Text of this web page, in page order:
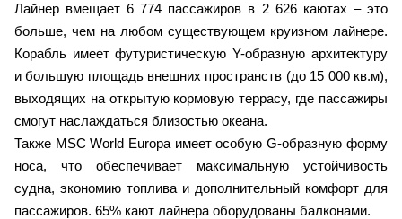
Лайнер вмещает 6 774 пассажиров в 2 626 каютах – это
больше, чем на любом существующем круизном лайнере.
Корабль имеет футуристическую Y-образную архитектуру
и большую площадь внешних пространств (до 15 000 кв.м),
выходящих на открытую кормовую террасу, где пассажиры
смогут наслаждаться близостью океана.
Также MSC World Europa имеет особую G-образную форму
носа, что обеспечивает максимальную устойчивость
судна, экономию топлива и дополнительный комфорт для
пассажиров. 65% кают лайнера оборудованы балконами.